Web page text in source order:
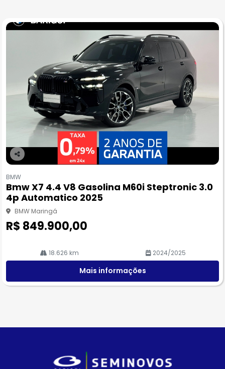
Co
pa
rtil
he
BMW
Bmw X7 4.4 V8 Gasolina M60i Steptronic 3.0
4p Automatico 2025
BMW Maringá
R$ 849.900,00
18.626 km 2024/2025
Mais informações